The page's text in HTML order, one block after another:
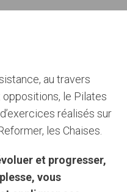
au travers
le Pilates
réalisés sur
les Chaises.
et progresser,
vous